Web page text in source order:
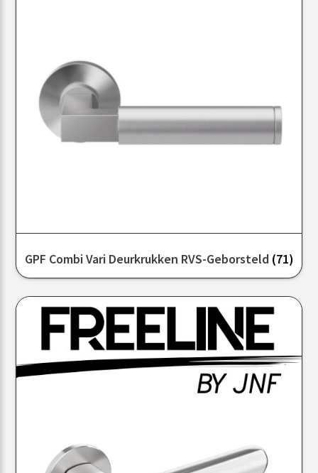
GPF Combi Vari Deurkrukken RVS-Geborsteld (71)